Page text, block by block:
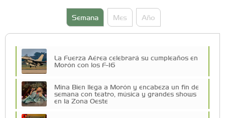
Semana Mes Año
La Fuerza Aérea celebrará su cumpleaños en
Morón con los F-16
Mina Bien llega a Morón y encabeza un fin de
semana con teatro, música y grandes shows
en la Zona Oeste